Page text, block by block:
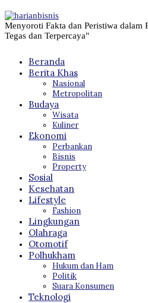
Menyoroti Fakta dan Peristiwa dalam
Tegas dan Terpercaya"
Beranda
Berita Khas
Nasional
Metropolitan
Budaya
Wisata
Kuliner
Ekonomi
Perbankan
Bisnis
Property
Sosial
Kesehatan
Lifestyle
Fashion
Lingkungan
Olahraga
Otomotif
Polhukham
Hukum dan Ham
Politik
Suara Konsumen
Teknologi